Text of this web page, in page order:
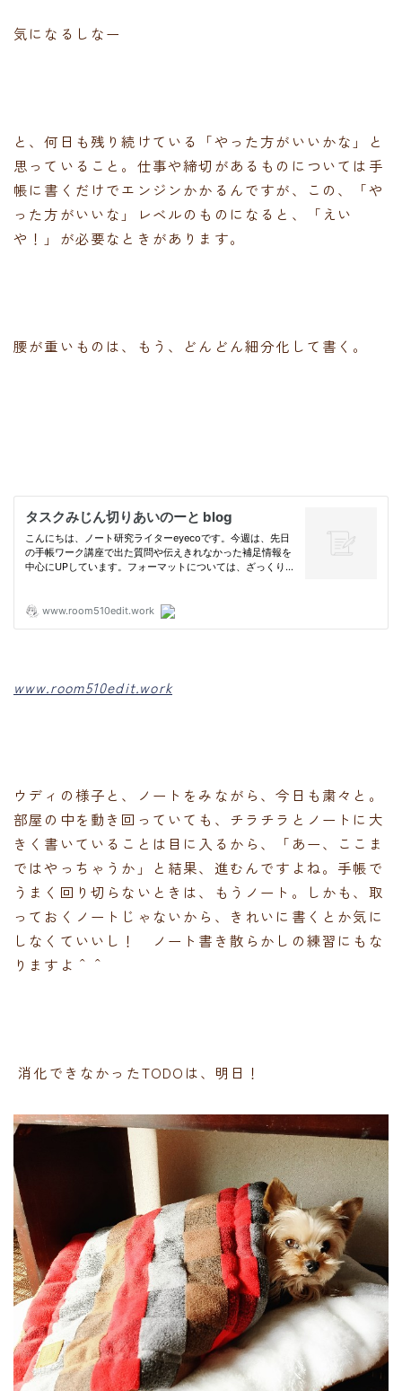
気になるしなー
と、何日も残り続けている「やった方がいいかな」と
思っていること。仕事や締切があるものについては手
帳に書くだけでエンジンかかるんですが、この、「や
った方がいいな」レベルのものになると、「えい
や！」が必要なときがあります。
腰が重いものは、もう、どんどん細分化して書く。
www.room510edit.work
ウディの様子と、ノートをみながら、今日も粛々と。
部屋の中を動き回っていても、チラチラとノートに大
きく書いていることは目に入るから、「あー、ここま
ではやっちゃうか」と結果、進むんですよね。手帳で
うまく回り切らないときは、もうノート。しかも、取
っておくノートじゃないから、きれいに書くとか気に
しなくていいし！ ノート書き散らかしの練習にもな
りますよ＾＾
消化できなかったTODOは、明日！